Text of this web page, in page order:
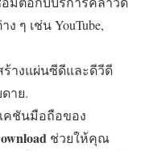
ๆ เช่น YouTube,
างแผ่นซีดีและดีวีดี
าย.
คชันมือถือของ
ช่วยให้คุณ